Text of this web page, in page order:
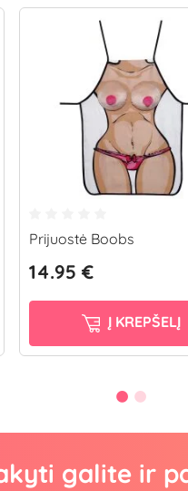
Prijuostė Boobs
14.95 €
Į KREPŠELĮ
galite ir